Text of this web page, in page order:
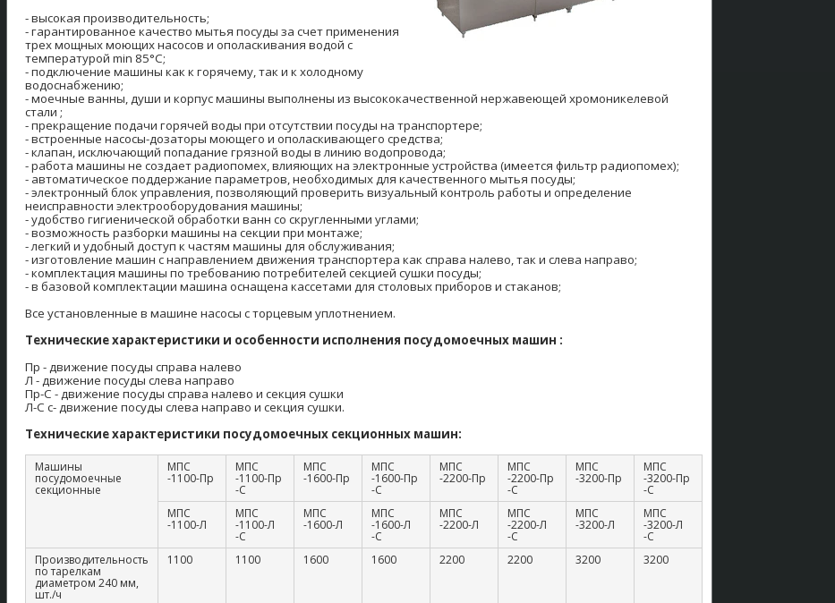
- высокая производительность;
- гарантированное качество мытья посуды за счет применения
трех мощных моющих насосов и ополаскивания водой с
температурой min 85°С;
- подключение машины как к горячему, так и к холодному
водоснабжению;
- моечные ванны, души и корпус машины выполнены из высококачественной нержавеющей хромоникелевой
стали ;
- прекращение подачи горячей воды при отсутствии посуды на транспортере;
- встроенные насосы-дозаторы моющего и ополаскивающего средства;
- клапан, исключающий попадание грязной воды в линию водопровода;
- работа машины не создает радиопомех, влияющих на электронные устройства (имеется фильтр радиопомех);
- автоматическое поддержание параметров, необходимых для качественного мытья посуды;
- электронный блок управления, позволяющий проверить визуальный контроль работы и определение
неисправности электрооборудования машины;
- удобство гигиенической обработки ванн со скругленными углами;
- возможность разборки машины на секции при монтаже;
- легкий и удобный доступ к частям машины для обслуживания;
- изготовление машин с направлением движения транспортера как справа налево, так и слева направо;
- комплектация машины по требованию потребителей секцией сушки посуды;
- в базовой комплектации машина оснащена кассетами для столовых приборов и стаканов;
Все установленные в машине насосы с торцевым уплотнением.
Технические характеристики и особенности исполнения посудомоечных машин :
Пр - движение посуды справа налево
Л - движение посуды слева направо
Пр-С - движение посуды справа налево и секция сушки
Л-С с- движение посуды слева направо и секция сушки.
Технические характеристики посудомоечных секционных машин:
Машины
посудомоечные
секционные
МПС
-1100-Пр
МПС
-1100-Пр
-С
МПС
-1600-Пр
МПС
-1600-Пр
-С
МПС
-2200-Пр
МПС
-2200-Пр
-С
МПС
-3200-Пр
МПС
-3200-Пр
-С
МПС
-1100-Л
МПС
-1100-Л
-С
МПС
-1600-Л
МПС
-1600-Л
-С
МПС
-2200-Л
МПС
-2200-Л
-С
МПС
-3200-Л
МПС
-3200-Л
-С
Производительность
по тарелкам
диаметром 240 мм,
шт./ч
1100 1100 1600 1600 2200 2200 3200 3200